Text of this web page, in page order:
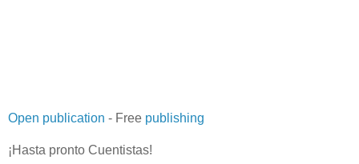
Open publication - Free publishing
¡Hasta pronto Cuentistas!